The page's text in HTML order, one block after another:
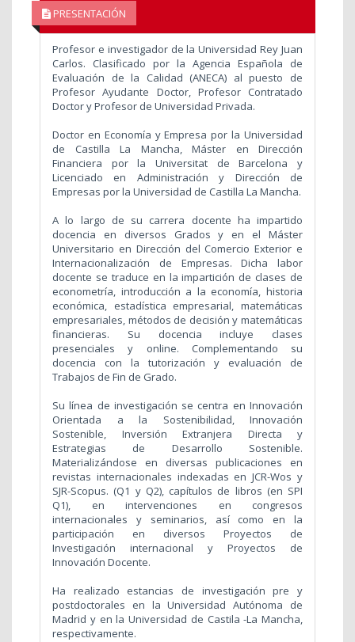
PRESENTACIÓN
Profesor e investigador de la Universidad Rey Juan
Carlos. Clasificado por la Agencia Española de
Evaluación de la Calidad (ANECA) al puesto de
Profesor Ayudante Doctor, Profesor Contratado
Doctor y Profesor de Universidad Privada.
Doctor en Economía y Empresa por la Universidad
de Castilla La Mancha, Máster en Dirección
Financiera por la Universitat de Barcelona y
Licenciado en Administración y Dirección de
Empresas por la Universidad de Castilla La Mancha.
A lo largo de su carrera docente ha impartido
docencia en diversos Grados y en el Máster
Universitario en Dirección del Comercio Exterior e
Internacionalización de Empresas. Dicha labor
docente se traduce en la impartición de clases de
econometría, introducción a la economía, historia
económica, estadística empresarial, matemáticas
empresariales, métodos de decisión y matemáticas
financieras. Su docencia incluye clases
presenciales y online. Complementando su
docencia con la tutorización y evaluación de
Trabajos de Fin de Grado.
Su línea de investigación se centra en Innovación
Orientada a la Sostenibilidad, Innovación
Sostenible, Inversión Extranjera Directa y
Estrategias de Desarrollo Sostenible.
Materializándose en diversas publicaciones en
revistas internacionales indexadas en JCR-Wos y
SJR-Scopus. (Q1 y Q2), capítulos de libros (en SPI
Q1), en intervenciones en congresos
internacionales y seminarios, así como en la
participación en diversos Proyectos de
Investigación internacional y Proyectos de
Innovación Docente.
Ha realizado estancias de investigación pre y
postdoctorales en la Universidad Autónoma de
Madrid y en la Universidad de Castila -La Mancha,
respectivamente.